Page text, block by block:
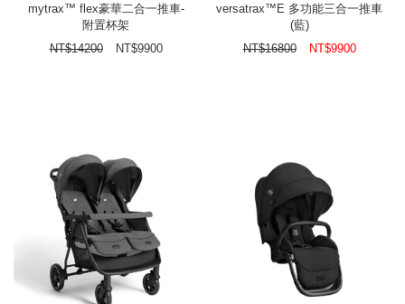
mytrax™ flex豪華二合一推車-
附置杯架
NT$14200 NT$9900
versatrax™E 多功能三合一推車
(藍)
NT$16800 NT$9900